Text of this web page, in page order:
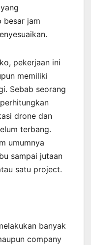
besar jam
pekerjaan ini
memiliki
Sebab seorang
drone dan
terbang.
umumnya
sampai jutaan
satu project.
banyak
company